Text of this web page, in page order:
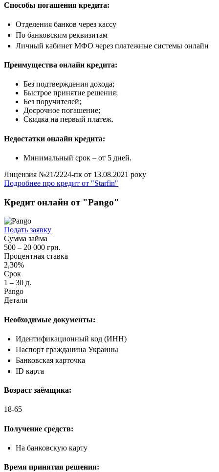
Способы погашения кредита:
Отделения банков через кассу
По банковским реквизитам
Личный кабинет МФО через платежные системы онлайн
Преимущества онлайн кредита:
Без подтверждения дохода;
Быстрое принятие решения;
Без поручителей;
Досрочное погашение;
Скидка на первый платеж.
Недостатки онлайн кредита:
Минимальный срок – от 5 дней.
Лицензия №21/2224-пк от 13.08.2021 року
Подробнее про кредит от "Starfin"
Кредит онлайн от "Pango"
Подать заявку
Сумма займа
500 – 20 000 грн.
Процентная ставка
2,30%
Срок
1 – 30 д.
Pango
Детали
Необходимые документы:
Идентификационный код (ИНН)
Паспорт гражданина Украины
Банковская карточка
ID карта
Возраст заёмщика:
18-65
Получение средств:
На банковскую карту
Время принятия решения: